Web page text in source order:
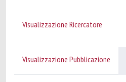
Visualizzazione Ricercatore
Visualizzazione Pubblicazione